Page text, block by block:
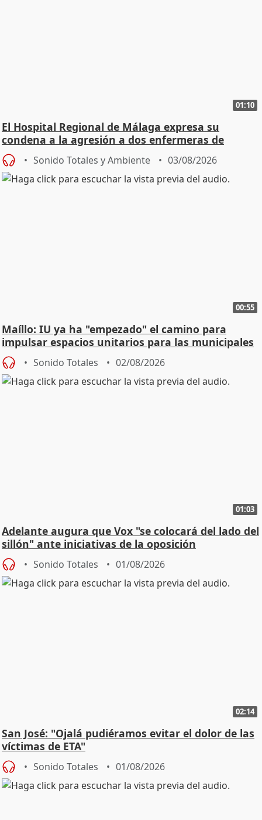
01:10
El Hospital Regional de Málaga expresa su
condena a la agresión a dos enfermeras de
Urgencias
Sonido Totales y Ambiente 03/08/2026
00:55
Maíllo: IU ya ha "empezado" el camino para
impulsar espacios unitarios para las municipales
Sonido Totales 02/08/2026
01:03
Adelante augura que Vox "se colocará del lado del
sillón" ante iniciativas de la oposición
Sonido Totales 01/08/2026
02:14
San José: "Ojalá pudiéramos evitar el dolor de las
víctimas de ETA"
Sonido Totales 01/08/2026